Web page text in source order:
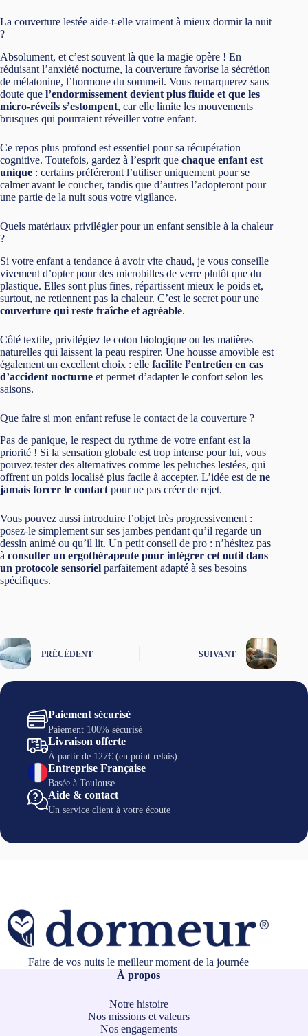
La couverture lestée aide-t-elle vraiment à mieux dormir la nuit
?
Absolument, et c’est souvent là que la magie opère ! En
réduisant l’anxiété nocturne, la couverture favorise la sécrétion
de mélatonine, l’hormone du sommeil. Vous remarquerez sans
doute que l’endormissement devient plus fluide et que les
micro-réveils s’estompent, car elle limite les mouvements
brusques qui pourraient réveiller votre enfant.
Ce repos plus profond est essentiel pour sa récupération
cognitive. Toutefois, gardez à l’esprit que chaque enfant est
unique : certains préféreront l’utiliser uniquement pour se
calmer avant le coucher, tandis que d’autres l’adopteront pour
une partie de la nuit sous votre vigilance.
Quels matériaux privilégier pour un enfant sensible à la chaleur
?
Si votre enfant a tendance à avoir vite chaud, je vous conseille
vivement d’opter pour des microbilles de verre plutôt que du
plastique. Elles sont plus fines, répartissent mieux le poids et,
surtout, ne retiennent pas la chaleur. C’est le secret pour une
couverture qui reste fraîche et agréable.
Côté textile, privilégiez le coton biologique ou les matières
naturelles qui laissent la peau respirer. Une housse amovible est
également un excellent choix : elle facilite l’entretien en cas
d’accident nocturne et permet d’adapter le confort selon les
saisons.
Que faire si mon enfant refuse le contact de la couverture ?
Pas de panique, le respect du rythme de votre enfant est la
priorité ! Si la sensation globale est trop intense pour lui, vous
pouvez tester des alternatives comme les peluches lestées, qui
offrent un poids localisé plus facile à accepter. L’idée est de ne
jamais forcer le contactpour ne pas créer de rejet.
Vous pouvez aussi introduire l’objet très progressivement :
posez-le simplement sur ses jambes pendant qu’il regarde un
dessin animé ou qu’il lit. Un petit conseil de pro : n’hésitez pas
à consulter un ergothérapeute pour intégrer cet outil dans
un protocole sensoriel parfaitement adapté à ses besoins
spécifiques.
PRÉCÉDENT SUIVANT
Paiement sécurisé
Paiement 100% sécurisé
Livraison offerte
À partir de 127€ (en point relais)
Entreprise Française
Basée à Toulouse
Aide & contact
Un service client à votre écoute
Faire de vos nuits le meilleur moment de la journée
À propos
Notre histoire
Nos missions et valeurs
Nos engagements